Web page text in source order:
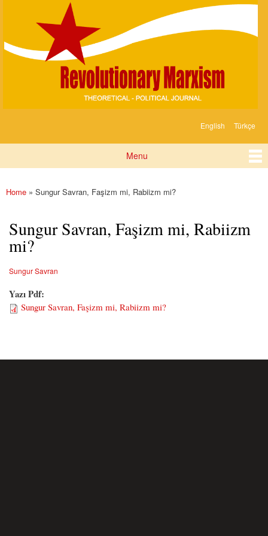
content
Marksizm
English Türkçe
Menu
You are here
Home » Sungur Savran, Faşizm mi, Rabiizm mi?
Sungur Savran, Faşizm mi, Rabiizm
mi?
Sungur Savran
Yazı Pdf:
Sungur Savran, Faşizm mi, Rabiizm mi?